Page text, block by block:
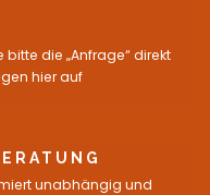
bitte die „Anfrage“ direkt
hier auf
unabhängig und